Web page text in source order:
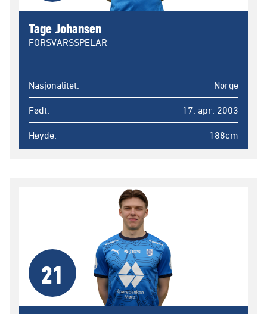
Tage Johansen
FORSVARSSPELAR
Nasjonalitet Norge
Født 17. apr. 2003
Høyde 188cm
21